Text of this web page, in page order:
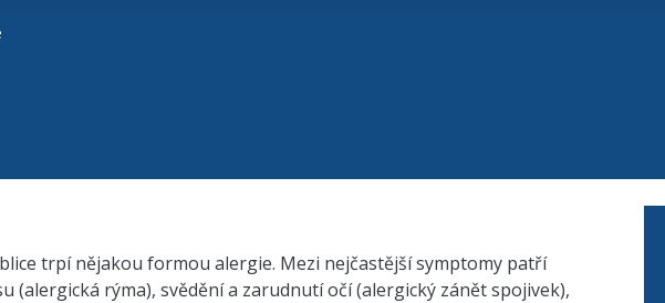
trpí nějakou formou alergie. Mezi nejčastější symptomy patří
(alergická rýma), svědění a zarudnutí očí (alergický zánět spojivek),